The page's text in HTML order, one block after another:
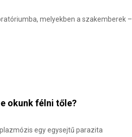
melyekben a szakemberek –
okunk félni tőle?
egy egysejtű parazita